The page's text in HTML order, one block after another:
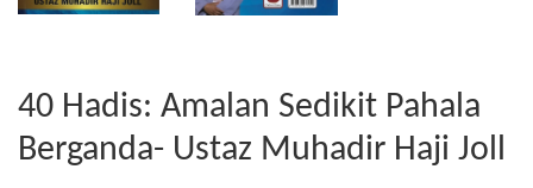
40 Hadis: Amalan Sedikit Pahala
Berganda- Ustaz Muhadir Haji Joll